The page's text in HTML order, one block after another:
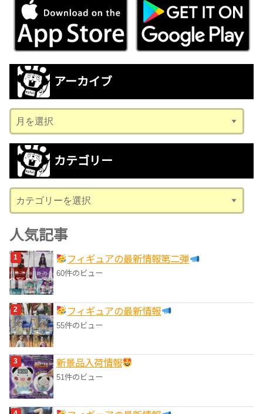
アーカイブ
ー
カ
ブ
カテゴリー
テ
ゴ
リ
ー
人気記事
フィギュアの最新情報第二弾
60件のビュー
フィギュアの最新情報
55件のビュー
‎新景品入荷情報
51件のビュー